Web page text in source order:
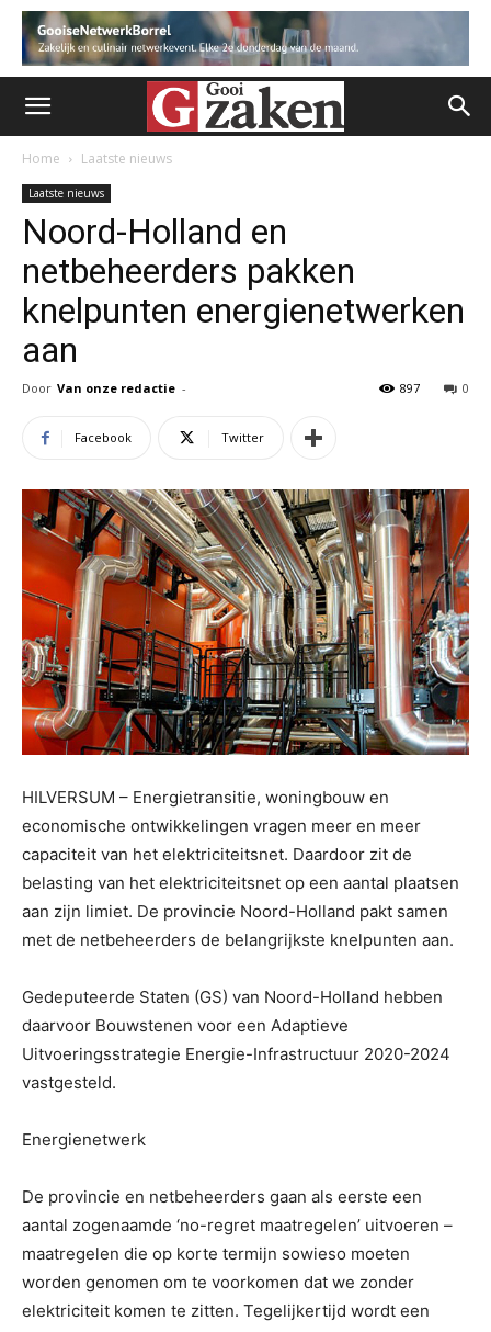
Home Laatste nieuws
Laatste nieuws
Noord-Holland en
netbeheerders pakken
knelpunten energienetwerken
aan
Door Van onze redactie - 0
897
Facebook Twitter
HILVERSUM – Energietransitie, woningbouw en
economische ontwikkelingen vragen meer en meer
capaciteit van het elektriciteitsnet. Daardoor zit de
belasting van het elektriciteitsnet op een aantal plaatsen
aan zijn limiet. De provincie Noord-Holland pakt samen
met de netbeheerders de belangrijkste knelpunten aan.
Gedeputeerde Staten (GS) van Noord-Holland hebben
daarvoor Bouwstenen voor een Adaptieve
Uitvoeringsstrategie Energie-Infrastructuur 2020-2024
vastgesteld.
Energienetwerk
De provincie en netbeheerders gaan als eerste een
aantal zogenaamde ‘no-regret maatregelen’ uitvoeren –
maatregelen die op korte termijn sowieso moeten
worden genomen om te voorkomen dat we zonder
elektriciteit komen te zitten. Tegelijkertijd wordt een